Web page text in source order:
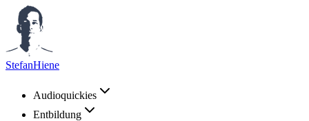
StefanHiene
Audioquickies
Entbildung